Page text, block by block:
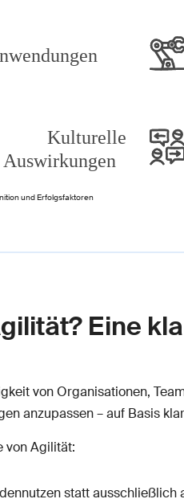
und Erfolgsfaktoren
Eine
von Organisationen,
anzupassen – auf Basis
von Agilität:
statt ausschließlich